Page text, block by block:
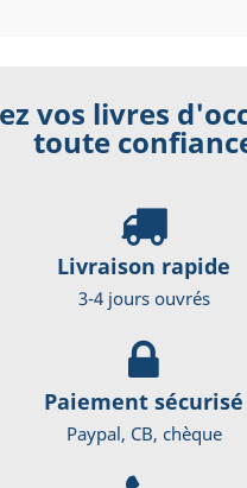
vos livres
toute
Livraison rapide
3-4 jours ouvrés
Paiement sécurisé
Paypal, CB, chèque